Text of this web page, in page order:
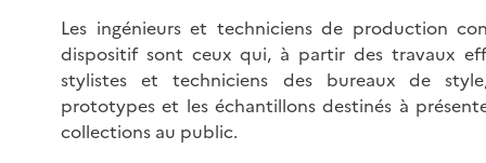
Les ingénieurs et techniciens de production
dispositif sont ceux qui, à partir des travaux
stylistes et techniciens des bureaux de
prototypes et les échantillons destinés à
collections au public.